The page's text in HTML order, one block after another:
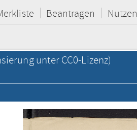
Beantragen Nutzen
unter CC0-Lizenz)